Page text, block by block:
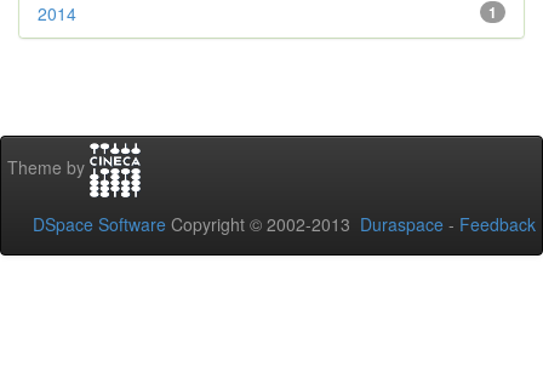
1
2014
Theme by
DSpace Software Copyright © 2002-2013 Duraspace - Feedback